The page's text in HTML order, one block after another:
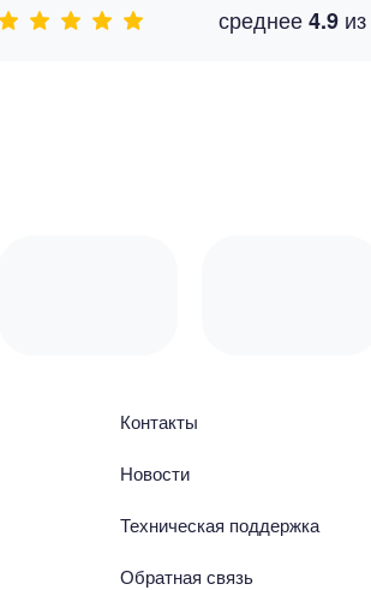
среднее4.9 из
Контакты
Новости
Техническая поддержка
Обратная связь